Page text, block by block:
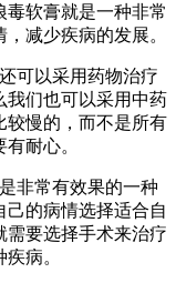
软膏就是一种非常
减少疾病的发展。
可以采用药物治疗
我们也可以采用中药
较慢的，而不是所有
耐心。
非常有效果的一种
的病情选择适合自
需要选择手术来治疗
病。